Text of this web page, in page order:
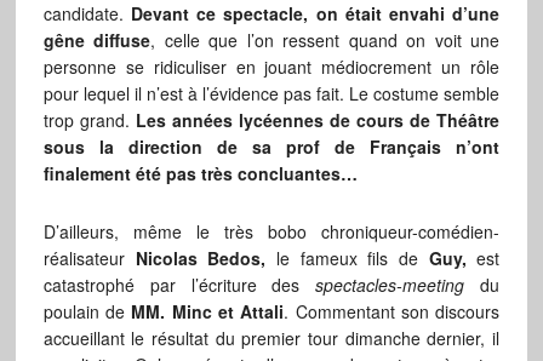
candidate. Devant ce spectacle, on était envahi d’une
gêne diffuse, celle que l’on ressent quand on voit une
personne se ridiculiser en jouant médiocrement un rôle
pour lequel il n’est à l’évidence pas fait. Le costume semble
trop grand. Les années lycéennes de cours de Théâtre
sous la direction de sa prof de Français n’ont
finalement été pas très concluantes…
D’ailleurs, même le très bobo chroniqueur-comédien-
réalisateur Nicolas Bedos, le fameux fils deGuy, est
catastrophé par l’écriture desspectacles-meeting du
poulain de MM. Minc et Attali. Commentant son discours
accueillant le résultat du premier tour dimanche dernier, il